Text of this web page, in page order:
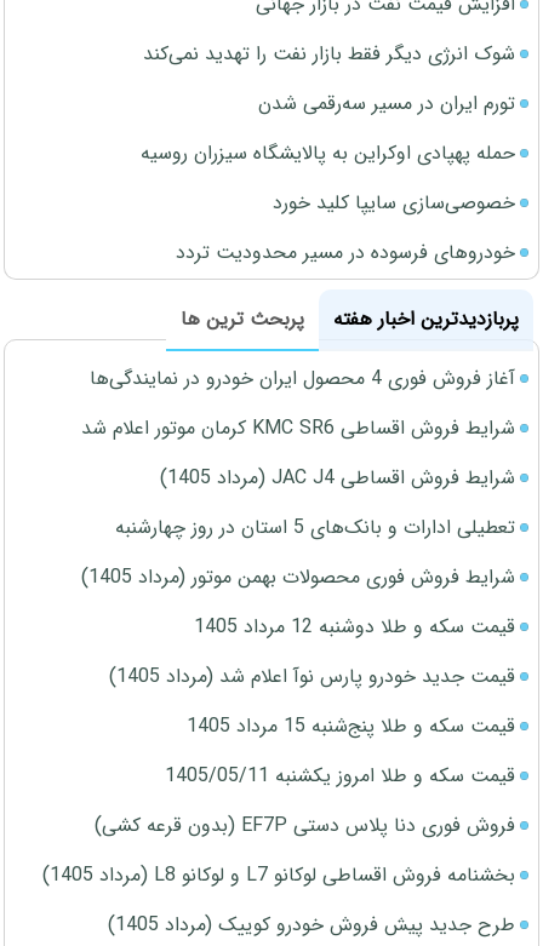
شوک انرژی دیگر فقط بازار نفت را تهدید نمی‌کند
تورم ایران در مسیر سه‌رقمی شدن
حمله پهپادی اوکراین به پالایشگاه سیزران روسیه
خصوصی‌سازی سایپا کلید خورد
خودروهای فرسوده در مسیر محدودیت تردد
پربازدیدترین اخبار هفته
پربحث ترین ها
آغاز فروش فوری 4 محصول ایران خودرو در نمایندگی‌ها
شرایط فروش اقساطی KMC SR6 کرمان موتور اعلام شد
شرایط فروش اقساطی JAC J4 (مرداد 1405)
تعطیلی ادارات و بانک‌های 5 استان در روز چهارشنبه
شرایط فروش فوری محصولات بهمن موتور (مرداد 1405)
قیمت سکه و طلا دوشنبه 12 مرداد 1405
قیمت جدید خودرو پارس نوآ اعلام شد (مرداد 1405)
قیمت سکه و طلا پنج‌شنبه 15 مرداد 1405
قیمت سکه و طلا امروز یکشنبه 1405/05/11
فروش فوری دنا پلاس دستی EF7P (بدون قرعه کشی)
بخشنامه فروش اقساطی لوکانو L7 و لوکانو L8 (مرداد 1405)
طرح جدید پیش فروش خودرو کوییک (مرداد 1405)